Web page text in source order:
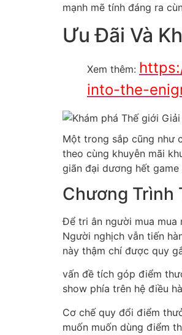
mạnh mẽ tính đáng ra
Ưu Đãi Và
Xem thêm:
into-the-
Một trong sắp cũng như
theo cùng khuyễn mãi
giãn đại dương hết
Chương Trình
Để tri ân người mua mua
Người nghịch vẫn tiến
này thậm chí được quy
vấn đề tích góp điểm
show phía trên hệ điều
Cơ chế quy đổi điểm
muốn muốn dùng điểm